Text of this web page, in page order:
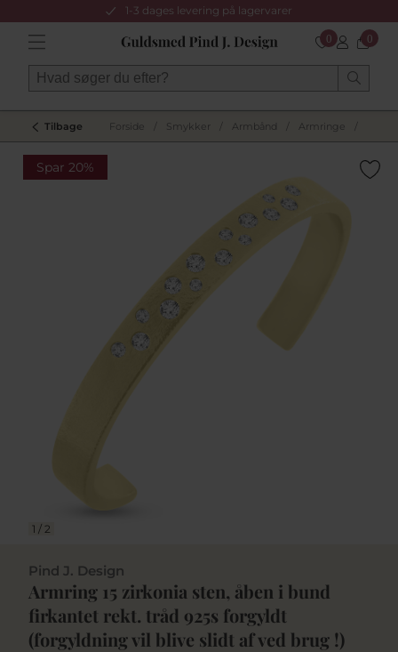
1-3 dages levering på lagervarer
0 0
Tilbage Forside Smykker Armbånd Armringe
Spar 20%
1 / 2
Pind J. Design
Armring 15 zirkonia sten, åben i bund
firkantet rekt. tråd 925s forgyldt
(forgyldning vil blive slidt af ved brug !)